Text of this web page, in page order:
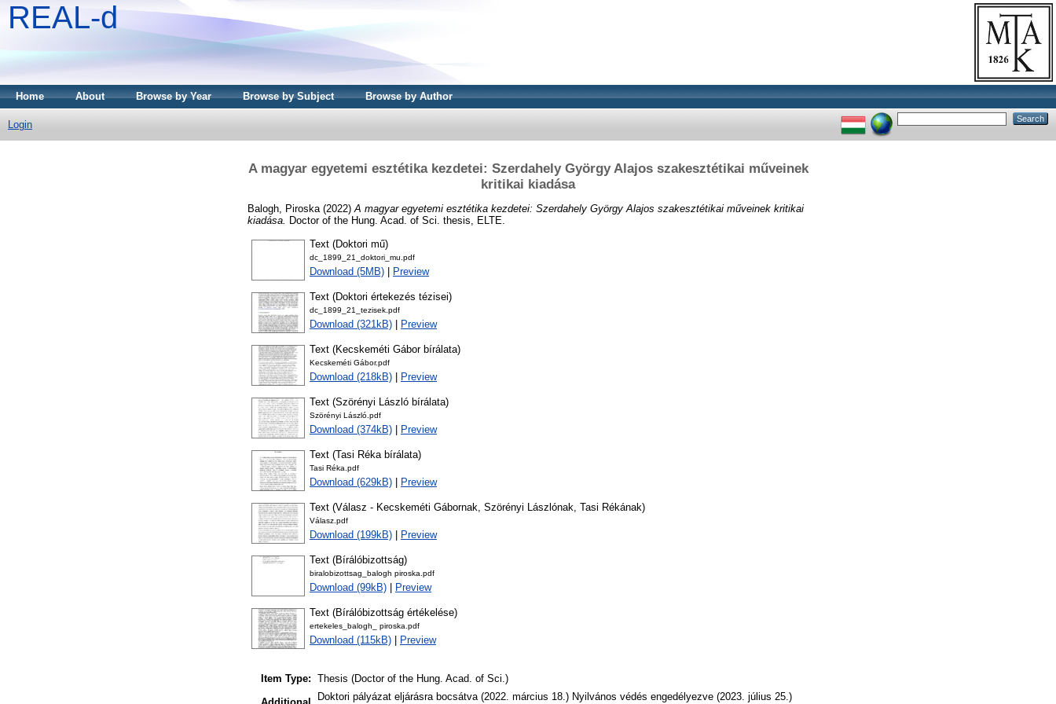
REAL-d
Home About Browse by Year Browse by Subject Browse by Author
Login
A magyar egyetemi esztétika kezdetei: Szerdahely György Alajos szakesztétikai műveinek
kritikai kiadása
Balogh, Piroska (2022) A magyar egyetemi esztétika kezdetei: Szerdahely György Alajos szakesztétikai műveinek kritikai
kiadása. Doctor of the Hung. Acad. of Sci. thesis, ELTE.
Text (Doktori mű)
dc_1899_21_doktori_mu.pdf
Download (5MB) Preview
Text (Doktori értekezés tézisei)
dc_1899_21_tezisek.pdf
Download (321kB) Preview
Text (Kecskeméti Gábor bírálata)
Kecskeméti Gábor.pdf
Download (218kB) Preview
Text (Szörényi László bírálata)
Szörényi László.pdf
Download (374kB) Preview
Text (Tasi Réka bírálata)
Tasi Réka.pdf
Download (629kB) Preview
Text (Válasz - Kecskeméti Gábornak, Szörényi Lászlónak, Tasi Rékának)
Válasz.pdf
Download (199kB) Preview
Text (Bírálóbizottság)
biralobizottsag_balogh piroska.pdf
Download (99kB) Preview
Text (Bírálóbizottság értékelése)
ertekeles_balogh_ piroska.pdf
Download (115kB) Preview
Item Type: Thesis (Doctor of the Hung. Acad. of Sci.)
Doktori pályázat eljárásra bocsátva (2022. március 18.) Nyilvános védés engedélyezve (2023. július 25.)